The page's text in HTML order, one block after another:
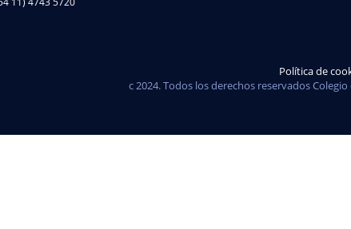
Política de
c 2024. Todos los derechos reservados